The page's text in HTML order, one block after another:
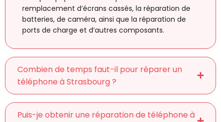
remplacement d’écrans cassés, la réparation de
batteries, de caméra, ainsi que la réparation de
ports de charge et d’autres composants.
Combien de temps faut-il pour réparer un
téléphone à Strasbourg ?
Puis-je obtenir une réparation de téléphone à